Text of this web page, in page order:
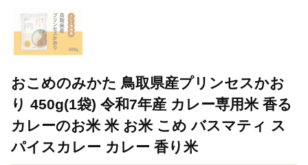
おこめのみかた 鳥取県産プリンセスかお
り 450g(1袋) 令和7年産 カレー専用米 香る
カレーのお米 米 お米 こめ バスマティ ス
パイスカレー カレー 香り米